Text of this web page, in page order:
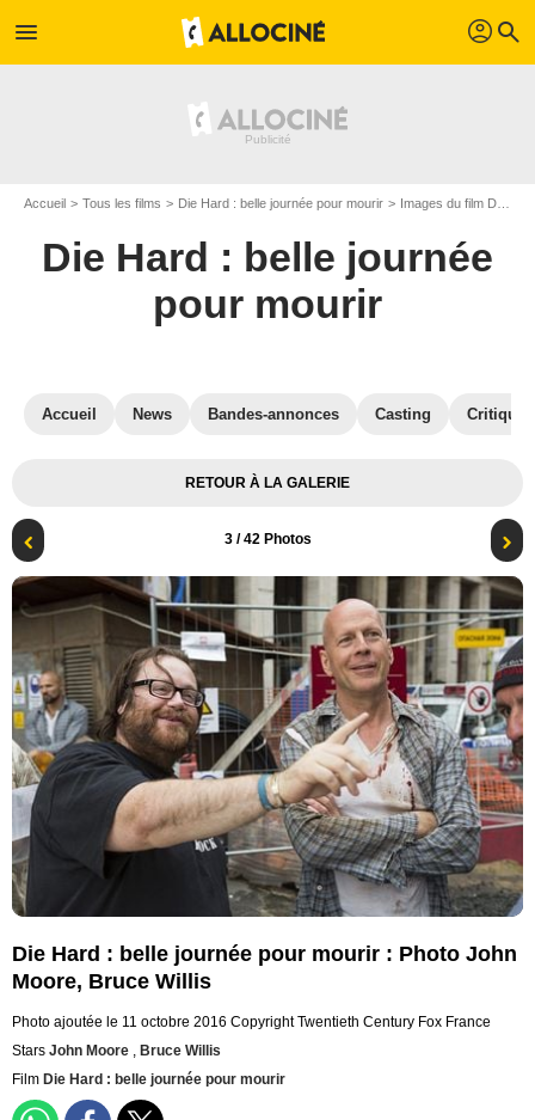
menu profil search
Accueil Tous les films Die Hard : belle journée pour mourir Images du film Die Hard : belle journée pour mourir
Die Hard : belle journée
pour mourir
Accueil News Bandes-annonces Casting
RETOUR À LA GALERIE
3/ 42 Photos
Die Hard : belle journée pour mourir : Photo John
Moore, Bruce Willis
Photo ajoutée le 11 octobre 2016 Copyright Twentieth Century Fox France
Stars John Moore , Bruce Willis
Film Die Hard : belle journée pour mourir